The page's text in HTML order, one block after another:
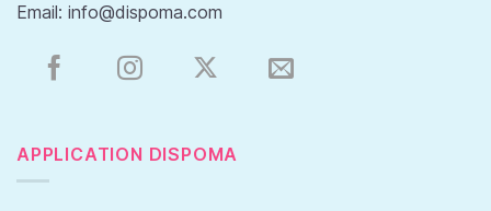
Email: info@dispoma.com
APPLICATION DISPOMA